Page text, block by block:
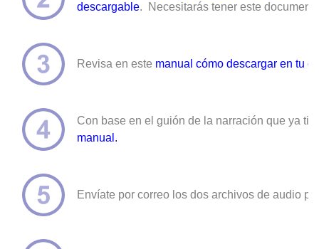
descargable. Necesitarás tener este
Revisa en este manual cómo descargar en tu
Con base en el guión de la narración que ya
manual .
Envíate por correo los dos archivos de audio